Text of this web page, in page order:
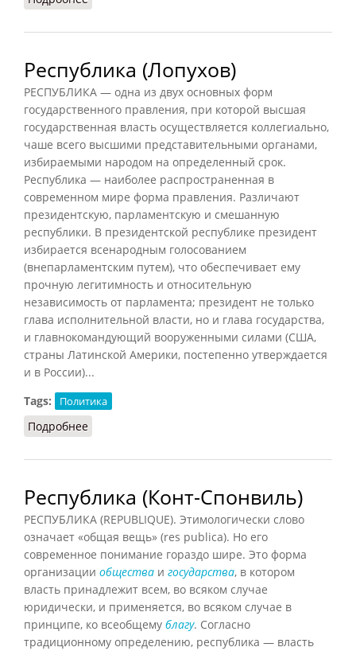
Республика (Лопухов)
РЕСПУБЛИКА — одна из двух основных форм
государственного правления, при которой высшая
государственная власть осуществляется коллегиально,
чаше всего высшими представительными органами,
избираемыми народом на определенный срок.
Республика — наиболее распространенная в
современном мире форма правления. Различают
президентскую, парламентскую и смешанную
республики. В президентской республике президент
избирается всенародным голосованием
(внепарламентским путем), что обеспечивает ему
прочную легитимность и относительную
независимость от парламента; президент не только
глава исполнительной власти, но и глава государства,
и главнокомандующий вооруженными силами (США,
страны Латинской Америки, постепенно утверждается
и в России)...
Tags:
Политика
Подробнее
Республика (Конт-Спонвиль)
РЕСПУБЛИКА (REPUBLIQUE). Этимологически слово
означает «общая вещь» (res publica). Но его
современное понимание гораздо шире. Это форма
организации общества и государства, в котором
власть принадлежит всем, во всяком случае
юридически, и применяется, во всяком случае в
принципе, ко всеобщему благу. Согласно
традиционному определению, республика — власть